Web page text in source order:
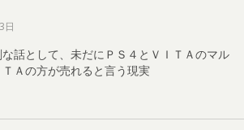
日
話として、未だにＰＳ４とＶＩＴＡのマル
Ａの方が売れると言う現実